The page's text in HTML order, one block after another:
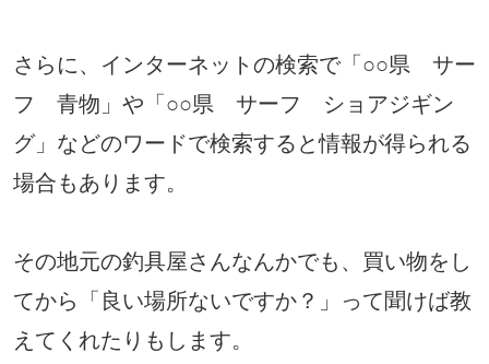
さらに、インターネットの検索で「○○県 サー
フ 青物」や「○○県 サーフ ショアジギン
グ」などのワードで検索すると情報が得られる
場合もあります。
その地元の釣具屋さんなんかでも、買い物をし
てから「良い場所ないですか？」って聞けば教
えてくれたりもします。